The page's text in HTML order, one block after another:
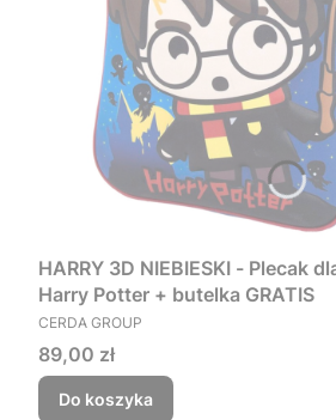
HARRY 3D NIEBIESKI - Plecak
Harry Potter + butelka GRATIS
PRODUCENT
CERDA GROUP
Cena
89,00 zł
Do koszyka